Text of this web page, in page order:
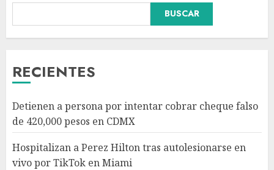
BUSCAR
RECIENTES
Detienen a persona por intentar cobrar cheque falso
de 420,000 pesos en CDMX
Hospitalizan a Perez Hilton tras autolesionarse en
vivo por TikTok en Miami
Falla en sistema Booster de El
Carrizo deja sin agua a 147
4
Sectores obrero y empresarial
piden al IMSS nuevo hospital
en Guanajuato
AGOSTO 6, 2026